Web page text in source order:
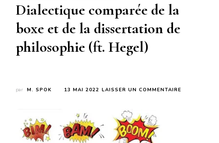
Dialectique comparée de la
boxe et de la dissertation de
philosophie (ft. Hegel)
par M. SPOK 13 MAI 2022 LAISSER UN COMMENTAIRE